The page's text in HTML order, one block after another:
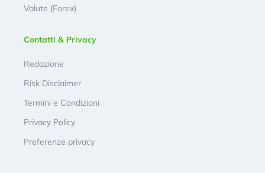
Valute (Forex)
Contatti & Privacy
Redazione
Risk Disclaimer
Termini e Condizioni
Privacy Policy
Preferenze privacy